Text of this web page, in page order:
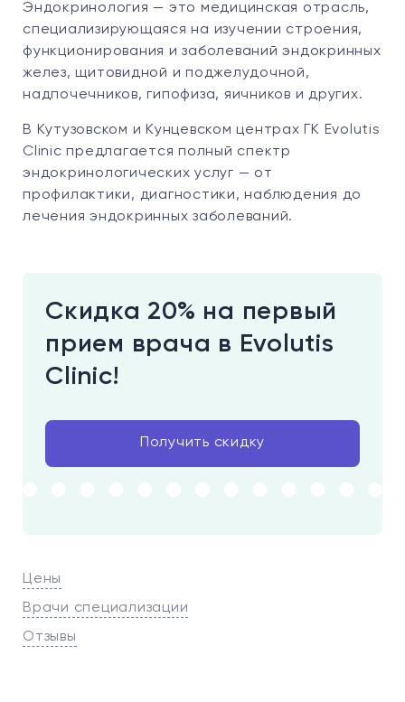
Цены
Врачи специализации
Отзывы
Эндокринология — это медицинская отрасль,
специализирующаяся на изучении строения,
функционирования и заболеваний эндокринных
желез, щитовидной и поджелудочной,
надпочечников, гипофиза, яичников и других.
В Кутузовском и Кунцевском центрах ГК Evolutis
Clinic предлагается полный спектр
эндокринологических услуг — от
профилактики, диагностики, наблюдения до
лечения эндокринных заболеваний.
Скидка 20% на первый
прием врача в Evolutis
Clinic!
Получить скидку